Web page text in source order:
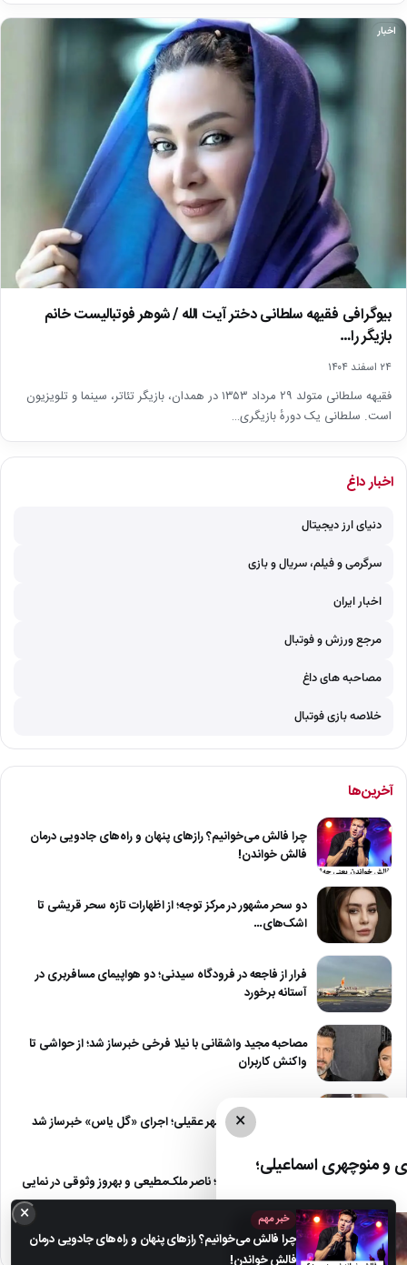
اخبار
بیوگرافی فقیهه سلطانی دختر آیت الله / شوهر فوتبالیست خانم
بازیگر را…
۲۴ اسفند ۱۴۰۴
فقیهه سلطانی متولد ۲۹ مرداد ۱۳۵۳ در همدان، بازیگر تئاتر، سینما و تلویزیون
است. سلطانی یک دورهٔ بازیگری…
اخبار داغ
دنیای ارز دیجیتال
سرگرمی و فیلم، سریال و بازی
اخبار ایران
مرجع ورزش و فوتبال
مصاحبه های داغ
خلاصه بازی فوتبال
آخرین‌ها
چرا فالش می‌خوانیم؟ رازهای پنهان و راه‌های جادویی درمان
فالش خواندن!
دو سحر مشهور در مرکز توجه؛ از اظهارات تازه سحر قریشی تا
اشک‌های…
فرار از فاجعه در فرودگاه سیدنی؛ دو هواپیمای مسافربری در
آستانه برخورد
مصاحبه مجید واشقانی با نیلا فرخی خبرساز شد؛ از حواشی تا
واکنش کاربران
شایعه بازگشت شادمهر عقیلی؛ اجرای «گل یاس» خبرساز شد
عکس | سفر در زمان؛ ناصر ملک‌مطیعی و بهروز وثوقی در نمایی
از…
×
منوچهری اسماعیلی؛
×
خبر مهم
چرا فالش می‌خوانیم؟ رازهای پنهان و راه‌های جادویی درمان
فالش خواندن!